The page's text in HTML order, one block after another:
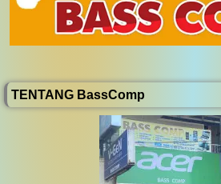
TENTANG BassComp